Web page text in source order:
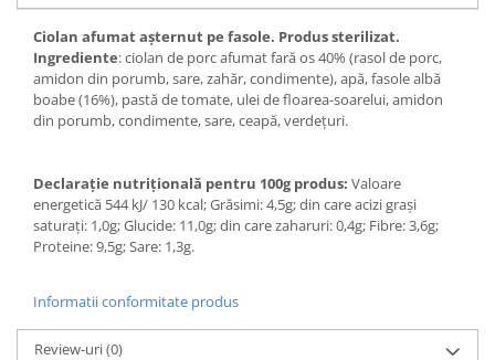
Ciolan afumat așternut pe fasole. Produs sterilizat.
Ingrediente: ciolan de porc afumat fară os 40% (rasol de porc,
amidon din porumb, sare, zahăr, condimente), apă, fasole albă
boabe (16%), pastă de tomate, ulei de floarea-soarelui, amidon
din porumb, condimente, sare, ceapă, verdeţuri.
Declarație nutrițională pentru 100g produs: Valoare
energetică 544 kJ/ 130 kcal; Grăsimi: 4,5g; din care acizi grași
saturați: 1,0g; Glucide: 11,0g; din care zaharuri: 0,4g; Fibre: 3,6g;
Proteine: 9,5g; Sare: 1,3g.
Informatii conformitate produs
Review-uri(0)